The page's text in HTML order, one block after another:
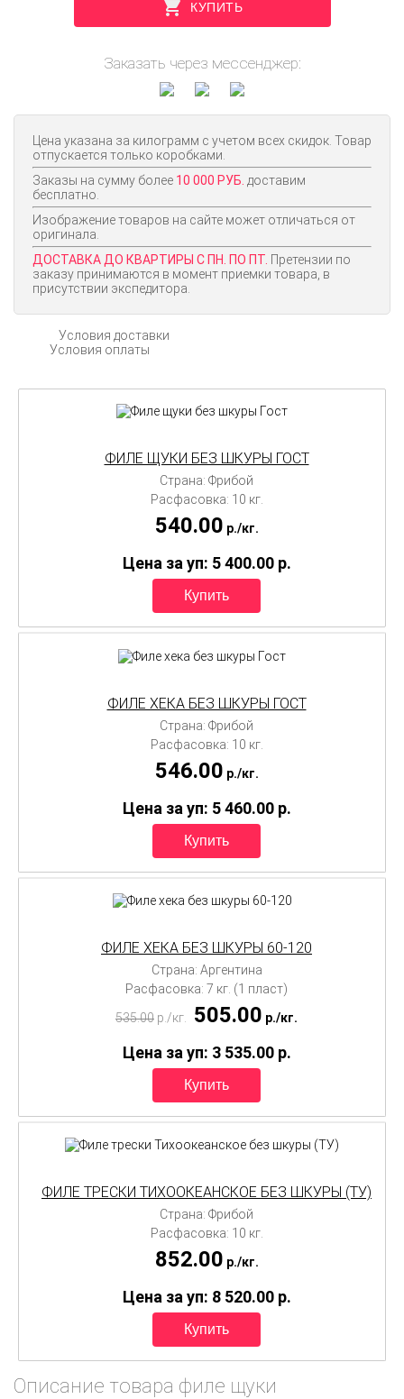
КУПИТЬ
Заказать через мессенджер:
Цена указана за килограмм с учетом всех скидок. Товар
отпускается только коробками.
Заказы на сумму более 10 000 РУБ. доставим
бесплатно.
Изображение товаров на сайте может отличаться от
оригинала.
ДОСТАВКА ДО КВАРТИРЫ С ПН. ПО ПТ. Претензии по
заказу принимаются в момент приемки товара, в
присутствии экспедитора.
Условия доставки
Условия оплаты
ФИЛЕ ЩУКИ БЕЗ ШКУРЫ ГОСТ
Страна: Фрибой
Расфасовка: 10 кг.
540.00 p./кг.
Цена за уп: 5 400.00 p.
ФИЛЕ ХЕКА БЕЗ ШКУРЫ ГОСТ
Страна: Фрибой
Расфасовка: 10 кг.
546.00 p./кг.
Цена за уп: 5 460.00 p.
ФИЛЕ ХЕКА БЕЗ ШКУРЫ 60-120
Страна: Аргентина
Расфасовка: 7 кг. (1 пласт)
535.00 p./кг. 505.00 p./кг.
Цена за уп: 3 535.00 p.
ФИЛЕ ТРЕСКИ ТИХООКЕАНСКОЕ БЕЗ ШКУРЫ (ТУ)
Страна: Фрибой
Расфасовка: 10 кг.
852.00 p./кг.
Цена за уп: 8 520.00 p.
Описание товара филе щуки